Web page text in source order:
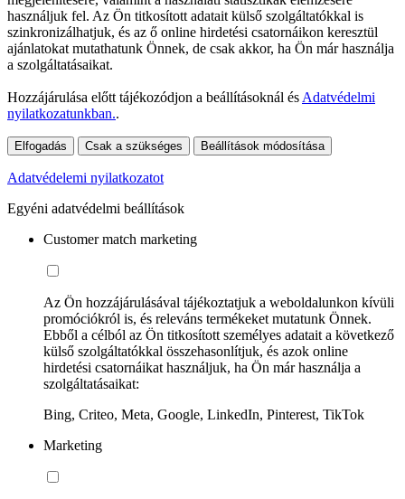
használjuk fel. Az Ön titkosított adatait külső szolgáltatókkal is
szinkronizálhatjuk, és az ő online hirdetési csatornáikon keresztül
ajánlatokat mutathatunk Önnek, de csak akkor, ha Ön már használja
a szolgáltatásaikat.
Hozzájárulása előtt tájékozódjon a beállításoknál és Adatvédelmi
nyilatkozatunkban..
Elfogadás Csak a szükséges Beállítások módosítása
Adatvédelemi nyilatkozatot
Egyéni adatvédelmi beállítások
Customer match marketing
Az Ön hozzájárulásával tájékoztatjuk a weboldalunkon kívüli
promóciókról is, és releváns termékeket mutatunk Önnek.
Ebből a célból az Ön titkosított személyes adatait a következő
külső szolgáltatókkal összehasonlítjuk, és azok online
hirdetési csatornáikat használjuk, ha Ön már használja a
szolgáltatásaikat:
Bing, Criteo, Meta, Google, LinkedIn, Pinterest, TikTok
Marketing